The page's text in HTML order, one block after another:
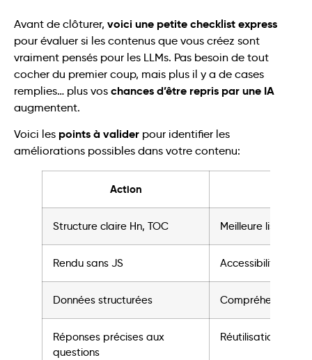
Avant de clôturer, voici une petite checklist express
pour évaluer si les contenus que vous créez sont
vraiment pensés pour les LLMs. Pas besoin de tout
cocher du premier coup, mais plus il y a de cases
remplies… plus vos chances d’être repris par une IA
augmentent.
Voici les points à valider pour identifier les
améliorations possibles dans votre contenu:
Action
Structure claire Hn, TOC Meilleure lisibilité
Rendu sans JS Accessibilité
Données structurées Compréhension
Réponses précises aux
questions
Réutilisation dans